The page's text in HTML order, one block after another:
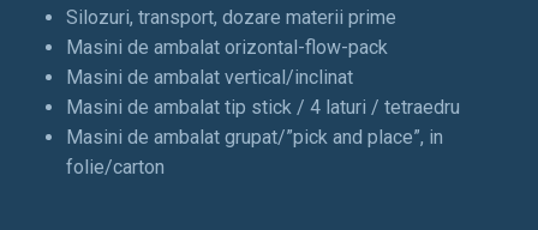
Silozuri, transport, dozare materii prime
Masini de ambalat orizontal-flow-pack
Masini de ambalat vertical/inclinat
Masini de ambalat tip stick / 4 laturi / tetraedru
Masini de ambalat grupat/”pick and place”, in
folie/carton